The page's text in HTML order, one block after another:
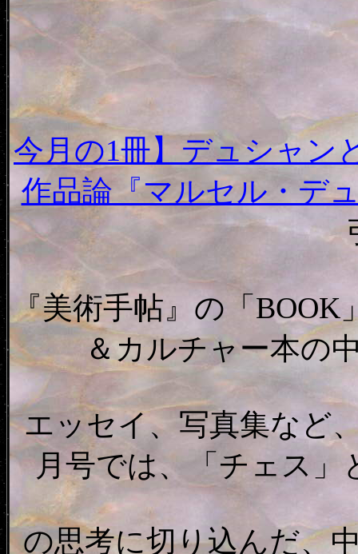
今月の1冊】デュシャン
作品論『マルセル・デ
『美術手帖』の「
＆カルチャー本の
エッセイ、写真集など
月号では、「チェス
の思考に切り込んだ、